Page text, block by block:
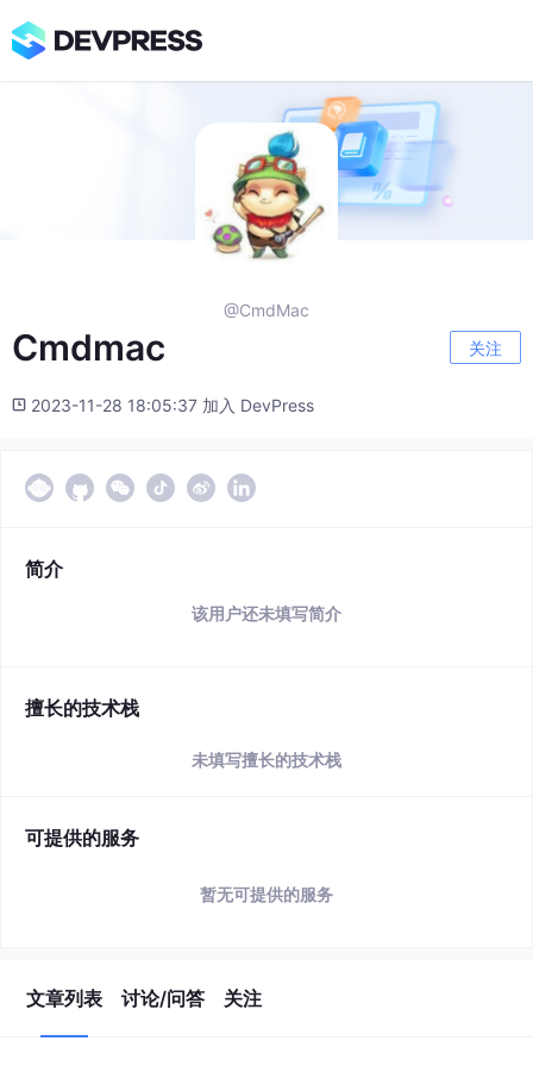
@CmdMac
Cmdmac 关注
2023-11-28 18:05:37 加入 DevPress
简介
该用户还未填写简介
擅长的技术栈
未填写擅长的技术栈
可提供的服务
暂无可提供的服务
文章列表 讨论/问答 关注